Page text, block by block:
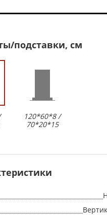
подставки, см
120*60*8 /
70*20*15